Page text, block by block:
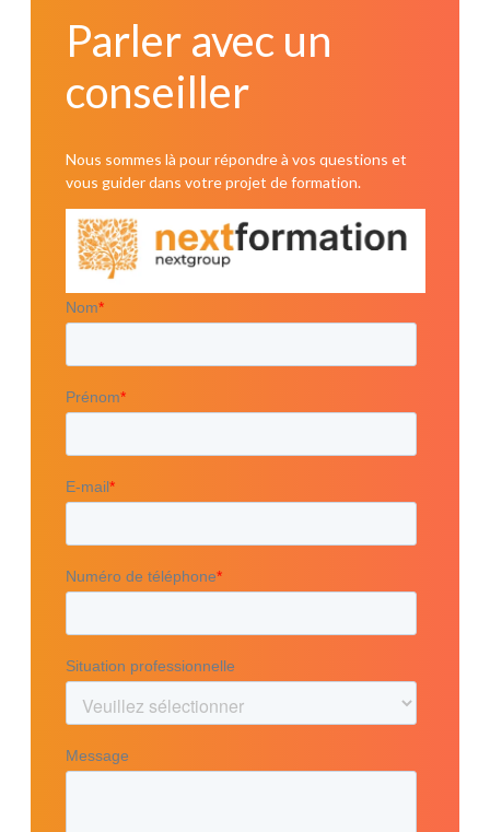
Parler avec un
conseiller
Nous sommes là pour répondre à vos questions et
vous guider dans votre projet de formation.